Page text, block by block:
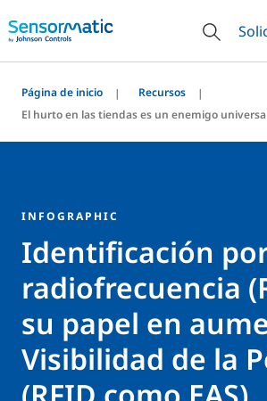
Página de inicio
Recursos
El hurto en las tiendas es un enemigo
INFOGRAPHIC
Identificación
radiofrecuencia
su papel en
Visibilidad de la